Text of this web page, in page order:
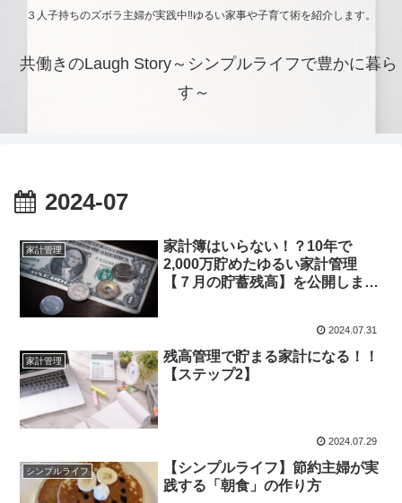
３人子持ちのズボラ主婦が実践中‼ゆるい家事や子育て術を紹介します。
共働きのLaugh Story～シンプルライフで豊かに暮ら
す～
2024-07
家計管理
家計簿はいらない！？10年で
2,000万貯めたゆるい家計管理
【７月の貯蓄残高】を公開しま
2024.07.31
家計管理
残高管理で貯まる家計になる！！
【ステップ2】
2024.07.29
シンプルライフ
【シンプルライフ】節約主婦が実
践する「朝食」の作り方